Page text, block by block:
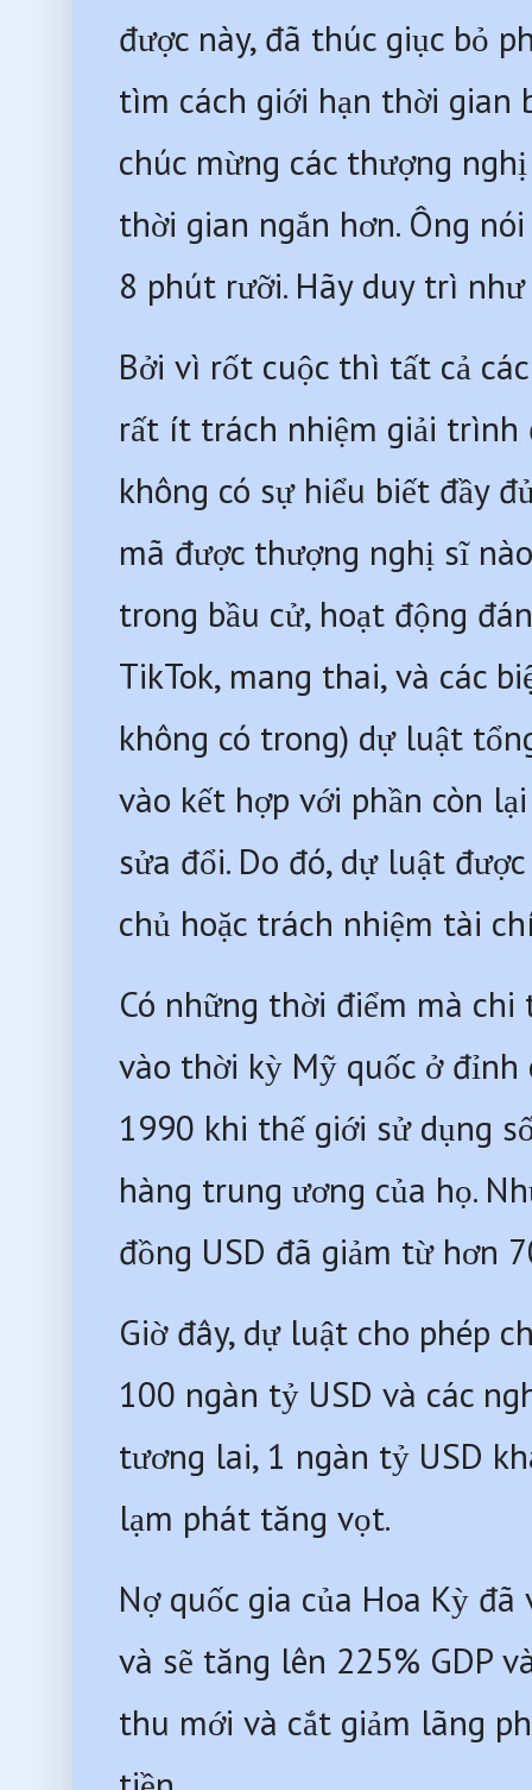
được này, đã thúc giục bỏ
tìm cách giới hạn thời gian
chúc mừng các thượng
thời gian ngắn hơn. Ông
8 phút rưỡi. Hãy duy trì như
Bởi vì rốt cuộc thì tất cả
rất ít trách nhiệm giải trình
không có sự hiểu biết đầy
mã được thượng nghị sĩ
trong bầu cử, hoạt động
TikTok, mang thai, và các
không có trong) dự luật
vào kết hợp với phần còn
sửa đổi. Do đó, dự luật
chủ hoặc trách nhiệm tài
Có những thời điểm mà
vào thời kỳ Mỹ quốc ở đỉnh
1990 khi thế giới sử dụng
hàng trung ương của họ.
đồng USD đã giảm từ hơn
Giờ đây, dự luật cho phép
100 ngàn tỷ USD và các
tương lai, 1 ngàn tỷ USD
lạm phát tăng vọt.
Nợ quốc gia của Hoa Kỳ
và sẽ tăng lên 225% GDP
thu mới và cắt giảm lãng